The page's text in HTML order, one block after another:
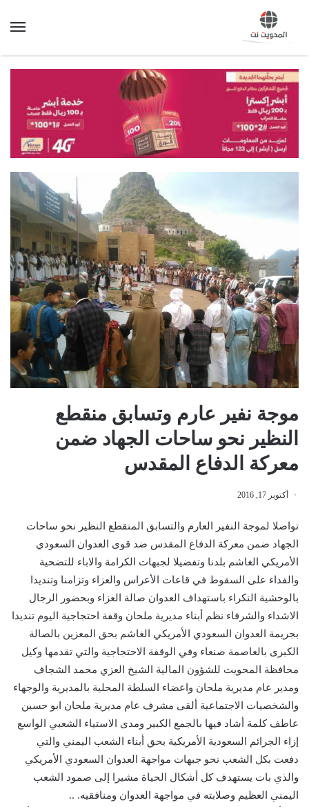
موجة نفير عارم وتسابق منقطع
النظير نحو ساحات الجهاد ضمن
معركة الدفاع المقدس
أكتوبر 17, 2016
تواصلا لموجة النفير العارم والتسابق المنقطع النظير نحو ساحات
الجهاد ضمن معركة الدفاع المقدس ضد قوى العدوان السعودي
الأمريكي الغاشم بلدنا وتفضيلا لجبهات الكرامة والاباء للتضحية
والفداء على السقوط في قاعات الأعراس والعزاء وتزامنا وتنديدا
بالوحشية النكراء باستهداف العدوان صالة العزاء وبحضور الرجال
الاشداء والشرفاء نظم أبناء مديرية ملحان وقفة احتجاجية اليوم تنديدا
بجريمة العدوان السعودي الأمريكي الغاشم بحق المعزين بالصالة
الكبرى بالعاصمة صنعاء وفي الوقفة الاحتجاجية والتي تقدمها وكيل
محافظة المحويت للشؤون المالية الشيخ العزي محمد الشجاف
ومدير عام مديرية ملحان واعضاء السلطة المحلية بالمديرية والوجهاء
والشخصيات الاجتماعية ألقى مشرف عام مديرية ملحان ابو حسين
عاطف كلمة أشاد فيها بالجمع الكبير ومدى الاستياء الشعبي الواسع
إزاء الجرائم السعودية الأمريكية بحق أبناء الشعب اليمني والتي
دفعت بكل الشعب نحو جبهات مواجهة العدوان السعودي الأمريكي
والذي بات يستهدف كل أشكال الحياة مشيرا إلى صمود الشعب
اليمني العظيم وصلابته في مواجهة العدوان ومنافقيه. ..